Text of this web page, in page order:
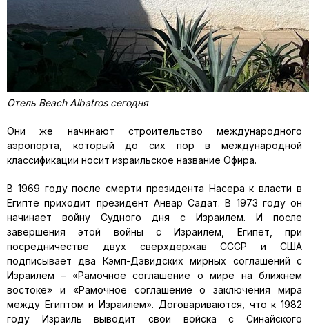
Отель Beach Albatros сегодня
Они же начинают строительство международного
аэропорта, который до сих пор в международной
классификации носит израильское название Офира.
В 1969 году после смерти президента Насера к власти в
Египте приходит президент Анвар Садат. В 1973 году он
начинает войну Судного дня с Израилем. И после
завершения этой войны с Израилем, Египет, при
посредничестве двух сверхдержав СССР и США
подписывает два Кэмп-Дэвидских мирных соглашений с
Израилем – «Рамочное соглашение о мире на ближнем
востоке» и «Рамочное соглашение о заключения мира
между Египтом и Израилем». Договариваются, что к 1982
году Израиль выводит свои войска с Синайского